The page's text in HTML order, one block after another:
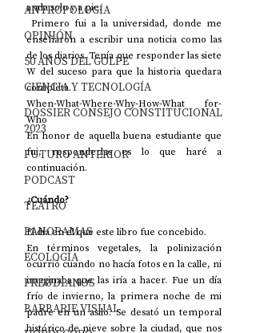
ANTROPOLOGÍA
OPINIÓN
50 AÑOS DEL GOLPE
CIENCIA Y TECNOLOGÍA
DOSSIER CONSEJO CONSTITUCIONAL
2023
FUTURO ANTERIOR
PODCAST
TEATRO
PANORAMAS
ECOLOGÍA
FREUDIANOS
BARBARIE VISUAL
anda solo y a pie.
Primero fui a la universidad, donde me
enseñaron a escribir una noticia como las
de los diarios. Tenía que responder las siete
W del suceso para que la historia quedara
completa.
When-What-Where-Why-How-What for-
Who
En honor de aquella buena estudiante que
fui, responderlas es lo que haré a
continuación.
¿Cuándo?
El día en el que este libro fue concebido.
En términos vegetales, la polinización
ocurrió cuando no hacía fotos en la calle, ni
imaginaba que las iría a hacer. Fue un día
frío de invierno, la primera noche de mi
padre en un asilo. Se desató un temporal
histórico de nieve sobre la ciudad, que nos